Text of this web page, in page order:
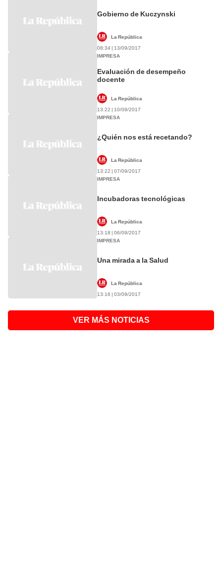
Gobierno de Kuczynski
La República
08:34 | 13/09/2017
IMPRESA
Evaluación de desempeño
docente
La República
13:22 | 10/09/2017
IMPRESA
¿Quién nos está recetando?
La República
13:22 | 07/09/2017
IMPRESA
Incubadoras tecnológicas
La República
13:18 | 06/09/2017
IMPRESA
Una mirada a la Salud
La República
13:16 | 03/09/2017
VER MÁS NOTICIAS